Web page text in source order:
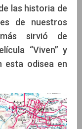
las historia de
de nuestros
sirvió de
“Viven” y
esta odisea en